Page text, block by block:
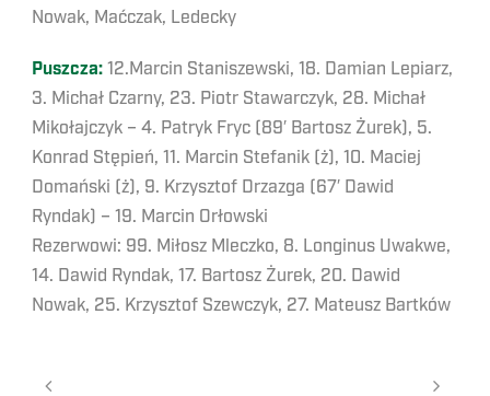
Nowak, Maćczak, Ledecky
Puszcza: 12.Marcin Staniszewski, 18. Damian Lepiarz,
3. Michał Czarny, 23. Piotr Stawarczyk, 28. Michał
Mikołajczyk – 4. Patryk Fryc (89′ Bartosz Żurek), 5.
Konrad Stępień, 11. Marcin Stefanik (ż), 10. Maciej
Domański (ż), 9. Krzysztof Drzazga (67′ Dawid
Ryndak) – 19. Marcin Orłowski
Rezerwowi: 99. Miłosz Mleczko, 8. Longinus Uwakwe,
14. Dawid Ryndak, 17. Bartosz Żurek, 20. Dawid
Nowak, 25. Krzysztof Szewczyk, 27. Mateusz Bartków